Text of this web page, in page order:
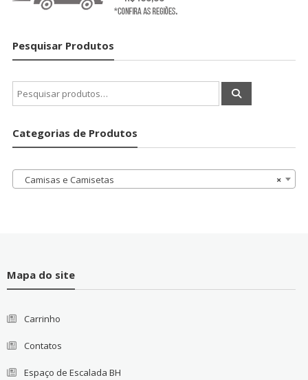
Pesquisar Produtos
Pesquisar
por:
Categorias de Produtos
×
Camisas e Camisetas
Mapa do site
Carrinho
Contatos
Espaço de Escalada BH